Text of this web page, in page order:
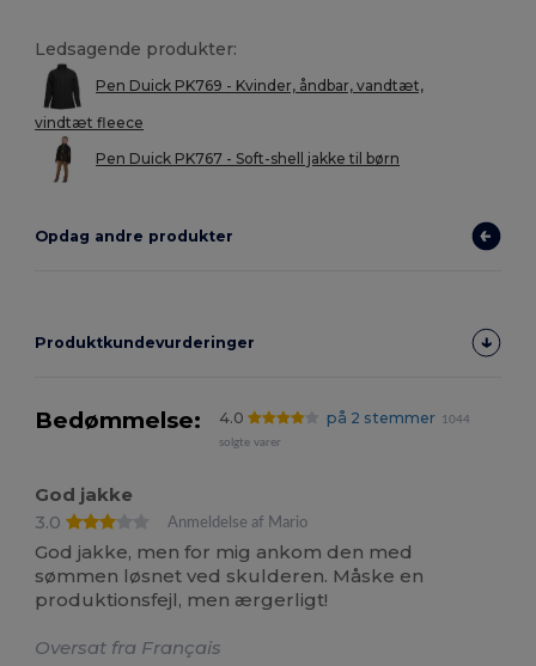
Ledsagende produkter:
Pen Duick PK769 - Kvinder, åndbar, vandtæt,
vindtæt fleece
Pen Duick PK767 - Soft-shell jakke til børn
Opdag andre produkter
Produktkundevurderinger
Bedømmelse: 4.0 på 2 stemmer
1044
solgte varer
God jakke
3.0
Anmeldelse af Mario
God jakke, men for mig ankom den med
sømmen løsnet ved skulderen. Måske en
produktionsfejl, men ærgerligt!
Oversat fra Français